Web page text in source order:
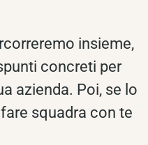
insieme,
concreti per
azienda. Poi, se lo
squadra con te